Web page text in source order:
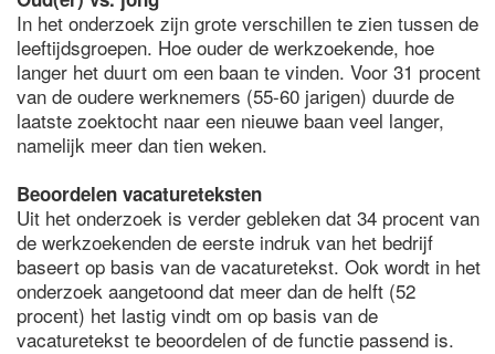
In het onderzoek zijn grote verschillen te zien tussen de
leeftijdsgroepen. Hoe ouder de werkzoekende, hoe
langer het duurt om een baan te vinden. Voor 31 procent
van de oudere werknemers (55-60 jarigen) duurde de
laatste zoektocht naar een nieuwe baan veel langer,
namelijk meer dan tien weken.
Beoordelen vacatureteksten
Uit het onderzoek is verder gebleken dat 34 procent van
de werkzoekenden de eerste indruk van het bedrijf
baseert op basis van de vacaturetekst. Ook wordt in het
onderzoek aangetoond dat meer dan de helft (52
procent) het lastig vindt om op basis van de
vacaturetekst te beoordelen of de functie passend is.